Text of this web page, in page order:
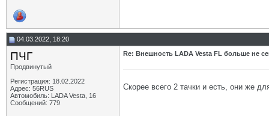
04.03.2022, 18:20
ПЧГ
Продвинутый
Регистрация: 18.02.2022
Адрес: 56RUS
Автомобиль: LADA Vesta, 16
Сообщений: 779
Re: Внешность LADA Vesta FL больше не
Скорее всего 2 тачки и есть, они же